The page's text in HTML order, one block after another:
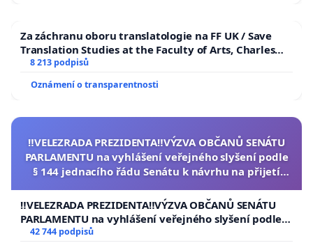
Za záchranu oboru translatologie na FF UK / Save
Translation Studies at the Faculty of Arts, Charles
University
8 213 podpisů
Oznámení o transparentnosti
‼️VELEZRADA PREZIDENTA‼️VÝZVA OBČANŮ SENÁTU
PARLAMENTU na vyhlášení veřejného slyšení podle
§ 144 jednacího řádu Senátu k návrhu na přijetí
republiky
‼️VELEZRADA PREZIDENTA‼️VÝZVA OBČANŮ SENÁTU
PARLAMENTU na vyhlášení veřejného slyšení podle §
144 jednacího řádu Senátu k návrhu na přijetí
42 744 podpisů